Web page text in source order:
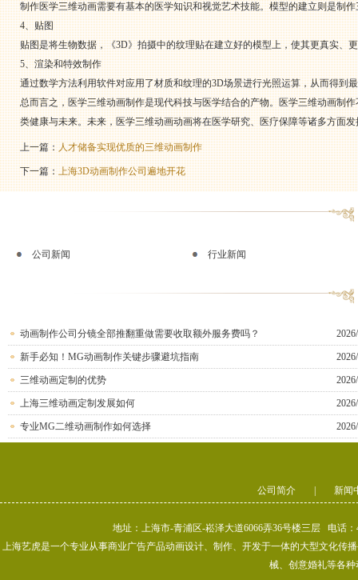
制作医学三维动画需要有基本的医学知识和视觉艺术技能。模型的建立则是制
4、贴图
贴图是将生物数据，《3D》拍摄中的纹理贴在建立好的模型上，使其更真实
5、渲染和特效制作
通过数学方法利用软件对应用了材质和纹理的3D场景进行光照运算，从而得
总而言之，医学三维动画制作是现代科技与医学结合的产物。医学三维动画制
类健康与未来。未来，医学三维动画动画将在医学研究、医疗保障等诸多方面
上一篇：人才储备实现优质的三维动画制作
下一篇：上海3D动画制作公司遍地开花
公司新闻 行业新闻
动画制作公司分镜全部推翻重做需要收取额外服务费吗？
新手必知！MG动画制作关键步骤避坑指南
三维动画定制的优势
上海三维动画定制发展如何
专业MG二维动画制作如何选择
公司简介 新闻
地址：上海市-青浦区-崧泽大道6066弄36号楼三层 电话
上海艺虎是一个专业从事商业广告产品动画设计、制作、开发于一体的大型文化传
械、创意婚礼等各